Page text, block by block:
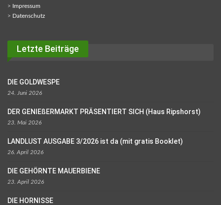
> Impressum
> Datenschutz
Letzte Beiträge
DIE GOLDWESPE
24. Juni 2026
DER GENIEßERMARKT PRÄSENTIERT SICH (Haus Ripshorst)
23. Mai 2026
LANDLUST AUSGABE 3/2026 ist da (mit gratis Booklet)
26. April 2026
DIE GEHÖRNTE MAUERBIENE
23. April 2026
DIE HORNISSE